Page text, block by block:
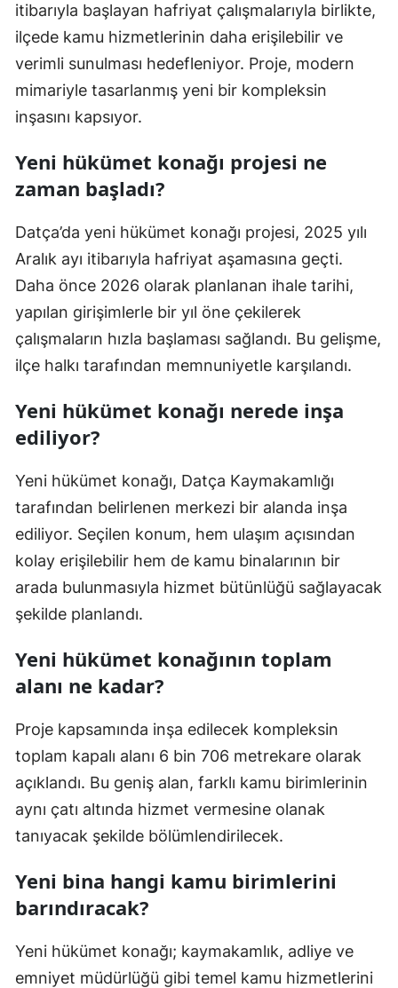
itibarıyla başlayan hafriyat çalışmalarıyla birlikte,
ilçede kamu hizmetlerinin daha erişilebilir ve
verimli sunulması hedefleniyor. Proje, modern
mimariyle tasarlanmış yeni bir kompleksin
inşasını kapsıyor.
Yeni hükümet konağı projesi ne
zaman başladı?
Datça’da yeni hükümet konağı projesi, 2025 yılı
Aralık ayı itibarıyla hafriyat aşamasına geçti.
Daha önce 2026 olarak planlanan ihale tarihi,
yapılan girişimlerle bir yıl öne çekilerek
çalışmaların hızla başlaması sağlandı. Bu gelişme,
ilçe halkı tarafından memnuniyetle karşılandı.
Yeni hükümet konağı nerede inşa
ediliyor?
Yeni hükümet konağı, Datça Kaymakamlığı
tarafından belirlenen merkezi bir alanda inşa
ediliyor. Seçilen konum, hem ulaşım açısından
kolay erişilebilir hem de kamu binalarının bir
arada bulunmasıyla hizmet bütünlüğü sağlayacak
şekilde planlandı.
Yeni hükümet konağının toplam
alanı ne kadar?
Proje kapsamında inşa edilecek kompleksin
toplam kapalı alanı 6 bin 706 metrekare olarak
açıklandı. Bu geniş alan, farklı kamu birimlerinin
aynı çatı altında hizmet vermesine olanak
tanıyacak şekilde bölümlendirilecek.
Yeni bina hangi kamu birimlerini
barındıracak?
Yeni hükümet konağı; kaymakamlık, adliye ve
emniyet müdürlüğü gibi temel kamu hizmetlerini